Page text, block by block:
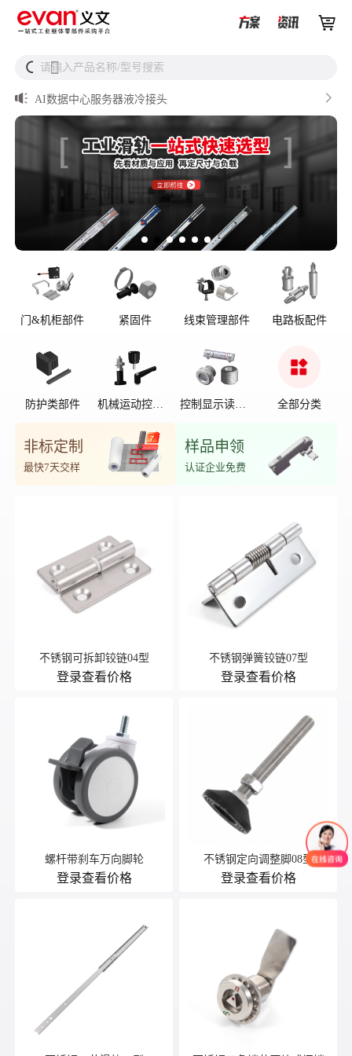

 
请输入产品名称/型号搜索
解决方案
储能逆变器密封件推介
AI数据中心服务器液冷接头 
UQD vs UQDB怎么选？数据中心液冷接头选型（含OCP标
准对比）

储能设备为什么必须用防松螺母？ 
门&机柜部件 紧固件 线束管理部件 电路板配件
防护类部件
机械运动控制
控制显示读数
全部分类
非标定制
最快7天交样
样品申领
认证企业免费
不锈钢可拆卸铰链04型
登录查看价格
不锈钢弹簧铰链07型
登录查看价格
螺杆带刹车万向脚轮
登录查看价格
不锈钢定向调整脚08型
登录查看价格